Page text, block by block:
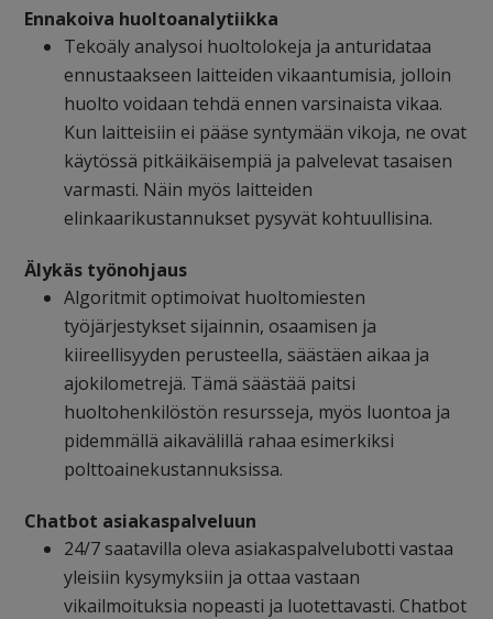
Ennakoiva huoltoanalytiikka
Tekoäly analysoi huoltolokeja ja anturidataa
ennustaakseen laitteiden vikaantumisia, jolloin
huolto voidaan tehdä ennen varsinaista vikaa.
Kun laitteisiin ei pääse syntymään vikoja, ne ovat
käytössä pitkäikäisempiä ja palvelevat tasaisen
varmasti. Näin myös laitteiden
elinkaarikustannukset pysyvät kohtuullisina.
Älykäs työnohjaus
Algoritmit optimoivat huoltomiesten
työjärjestykset sijainnin, osaamisen ja
kiireellisyyden perusteella, säästäen aikaa ja
ajokilometrejä. Tämä säästää paitsi
huoltohenkilöstön resursseja, myös luontoa ja
pidemmällä aikavälillä rahaa esimerkiksi
polttoainekustannuksissa.
Chatbot asiakaspalveluun
24/7 saatavilla oleva asiakaspalvelubotti vastaa
yleisiin kysymyksiin ja ottaa vastaan
vikailmoituksia nopeasti ja luotettavasti. Chatbot